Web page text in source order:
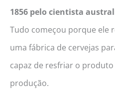
1856 pelo cientista
Tudo começou porque ele
uma fábrica de cervejas
capaz de resfriar o
produção.